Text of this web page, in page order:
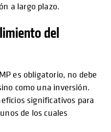
a largo plazo.
del
es obligatorio, no debe
como una inversión.
significativos para
de los cuales